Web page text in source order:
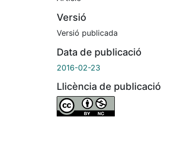
Versió
Versió publicada
Data de publicació
2016-02-23
Llicència de publicació